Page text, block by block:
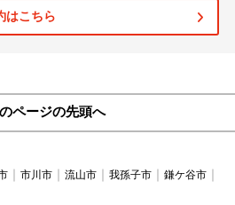
はこちら
ページの先頭へ
市川市 流山市 我孫子市
鎌ケ谷市